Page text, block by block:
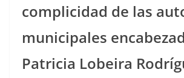
complicidad de las
municipales
Patricia Lobeira